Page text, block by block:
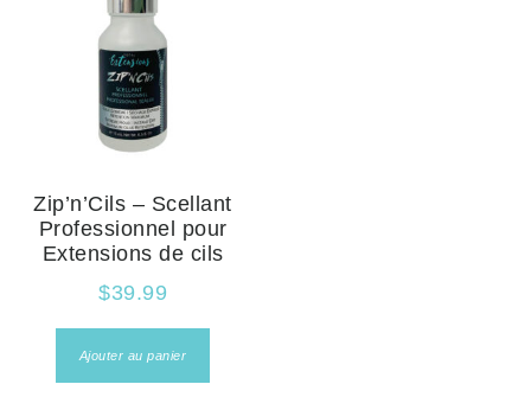
Zip’n’Cils – Scellant
Professionnel pour
Extensions de cils
$39.99
Ajouter au panier